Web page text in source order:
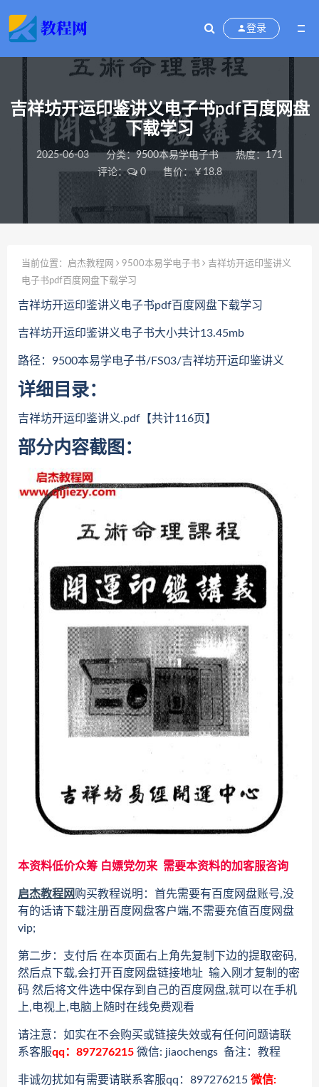
登录
吉祥坊开运印鉴讲义电子书pdf百度网盘
下载学习
2025-06-03 分类：9500本易学电子书
热度：171
评论：
0 售价：￥18.8
当前位置： 启杰教程网 9500本易学电子书
吉祥坊开运印鉴讲义
电子书pdf百度网盘下载学习
吉祥坊开运印鉴讲义电子书pdf百度网盘下载学习
吉祥坊开运印鉴讲义电子书大小共计13.45mb
路径：9500本易学电子书/FS03/吉祥坊开运印鉴讲义
详细目录：
吉祥坊开运印鉴讲义.pdf【共计116页】
部分内容截图：
本资料低价众筹 白嫖党勿来 需要本资料的加客服咨询
启杰教程网购买教程说明：首先需要有百度网盘账号,没
有的话请下载注册百度网盘客户端,不需要充值百度网盘
vip;
第二步：支付后 在本页面右上角先复制下边的提取密码,
然后点下载,会打开百度网盘链接地址 输入刚才复制的密
码 然后将文件选中保存到自己的百度网盘,就可以在手机
上,电视上,电脑上随时在线免费观看
请注意：如实在不会购买或链接失效或有任何问题请联
系客服qq：897276215 微信: jiaochengs 备注：教程
非诚勿扰如有需要请联系客服qq：897276215 微信: